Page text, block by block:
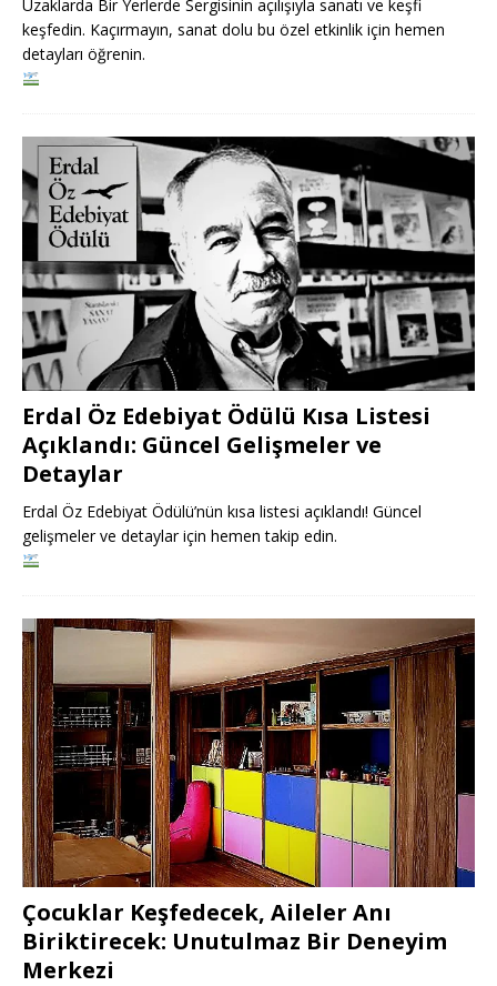
Uzaklarda Bir Yerlerde Sergisinin açılışıyla sanatı ve keşfi
keşfedin. Kaçırmayın, sanat dolu bu özel etkinlik için hemen
detayları öğrenin.
Erdal Öz Edebiyat Ödülü Kısa Listesi
Açıklandı: Güncel Gelişmeler ve
Detaylar
Erdal Öz Edebiyat Ödülü’nün kısa listesi açıklandı! Güncel
gelişmeler ve detaylar için hemen takip edin.
Çocuklar Keşfedecek, Aileler Anı
Biriktirecek: Unutulmaz Bir Deneyim
Merkezi